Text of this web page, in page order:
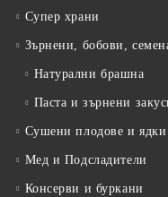
Супер храни
Зърнени, бобови,
Натурални брашна
Паста и зърнени
Сушени плодове и ядки
Мед и Подсладители
Консерви и буркани